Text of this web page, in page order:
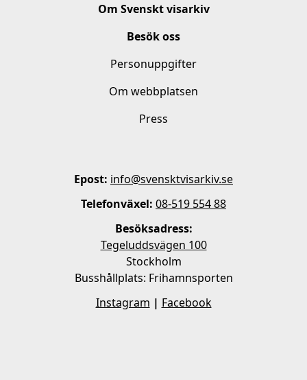
Om Svenskt visarkiv
Besök oss
Personuppgifter
Om webbplatsen
Press
Epost: info@svensktvisarkiv.se
Telefonväxel: 08-519 554 88
Besöksadress:
Tegeluddsvägen 100
Stockholm
Busshållplats: Frihamnsporten
Instagram | Facebook